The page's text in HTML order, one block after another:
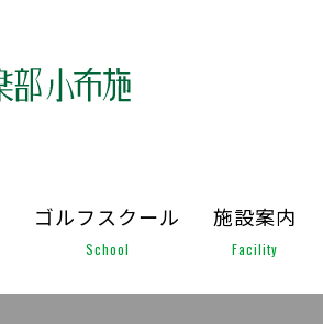
ゴルフスクール
School
施設案内
Facility